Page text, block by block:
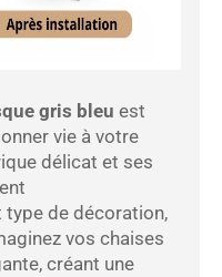
gris bleu est
vie à votre
délicat et ses
de décoration,
vos chaises
créant une